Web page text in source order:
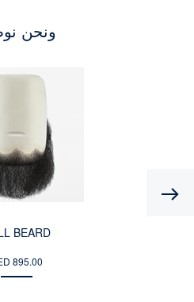
ونحن
BEARD
895.00